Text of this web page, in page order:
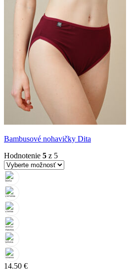
Bambusové nohavičky Dita
Hodnotenie 5 z 5
14.50 €